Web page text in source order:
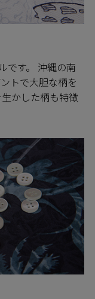
です。 沖縄の南
トで大胆な柄を
かした柄も特徴